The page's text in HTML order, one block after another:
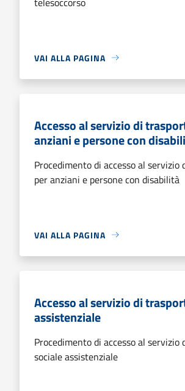
VAI ALLA PAGINA
Accesso al servizio di
anziani e persone con
Procedimento di accesso al servizio
per anziani e persone con disabilità
VAI ALLA PAGINA
Accesso al servizio di
assistenziale
Procedimento di accesso al servizio
sociale assistenziale